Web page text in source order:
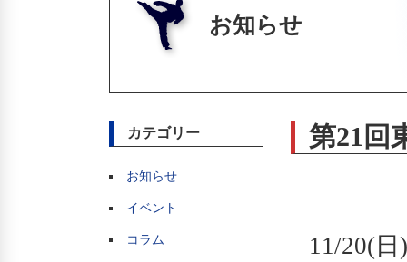
お知らせ
カテゴリー
お知らせ
イベント
コラム
第21回
11/20(